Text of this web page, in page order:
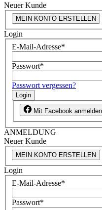
Neuer Kunde
MEIN KONTO ERSTELLEN
Login
E-Mail-Adresse*
Passwort*
Passwort vergessen?
Login
Mit Facebook anmelden
ANMELDUNG
Neuer Kunde
MEIN KONTO ERSTELLEN
Login
E-Mail-Adresse*
Passwort*